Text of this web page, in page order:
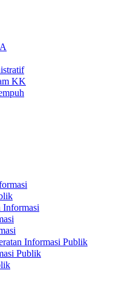
KK
Informasi
Informasi Publik
Publik